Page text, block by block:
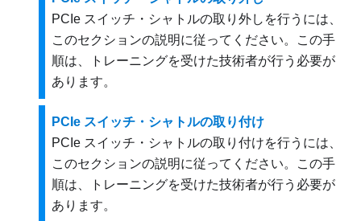
PCIe スイッチ・シャトルの取り外しを行うには、
このセクションの説明に従ってください。この手
順は、トレーニングを受けた技術者が行う必要が
あります。
PCIe スイッチ・シャトルの取り付け
PCIe スイッチ・シャトルの取り付けを行うには、
このセクションの説明に従ってください。この手
順は、トレーニングを受けた技術者が行う必要が
あります。